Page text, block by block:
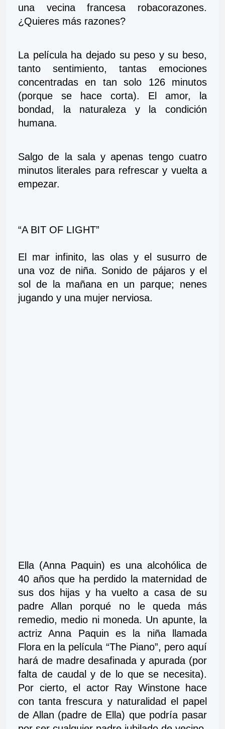
una vecina francesa robacorazones.
¿Quieres más razones?
La película ha dejado su peso y su beso,
tanto sentimiento, tantas emociones
concentradas en tan solo 126 minutos
(porque se hace corta). El amor, la
bondad, la naturaleza y la condición
humana.
Salgo de la sala y apenas tengo cuatro
minutos literales para refrescar y vuelta a
empezar.
“A BIT OF LIGHT”
El mar infinito, las olas y el susurro de
una voz de niña. Sonido de pájaros y el
sol de la mañana en un parque; nenes
jugando y una mujer nerviosa.
Ella (Anna Paquin) es una alcohólica de
40 años que ha perdido la maternidad de
sus dos hijas y ha vuelto a casa de su
padre Allan porqué no le queda más
remedio, medio ni moneda. Un apunte, la
actriz Anna Paquin es la niña llamada
Flora en la película “The Piano”, pero aquí
hará de madre desafinada y apurada (por
falta de caudal y de lo que se necesita).
Por cierto, el actor Ray Winstone hace
con tanta frescura y naturalidad el papel
de Allan (padre de Ella) que podría pasar